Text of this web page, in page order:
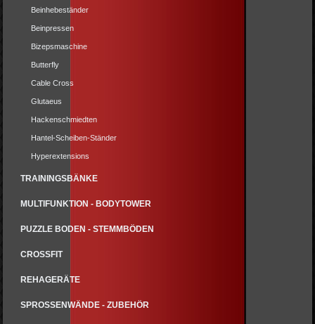
Beinhebeständer
Beinpressen
Bizepsmaschine
Butterfly
Cable Cross
Glutaeus
Hackenschmiedten
Hantel-Scheiben-Ständer
Hyperextensions
TRAININGSBÄNKE
MULTIFUNKTION - BODYTOWER
PUZZLE BODEN - STEMMBÖDEN
CROSSFIT
REHAGERÄTE
SPROSSENWÄNDE - ZUBEHÖR